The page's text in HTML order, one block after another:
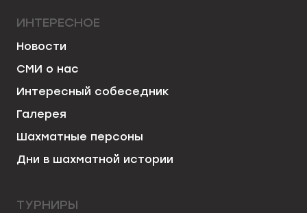
ИНТЕРЕСНОЕ
Новости
СМИ о нас
Интересный собеседник
Галерея
Шахматные персоны
Дни в шахматной истории
ТУРНИРЫ